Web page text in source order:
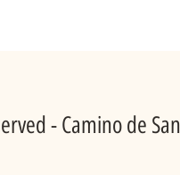
- Camino de